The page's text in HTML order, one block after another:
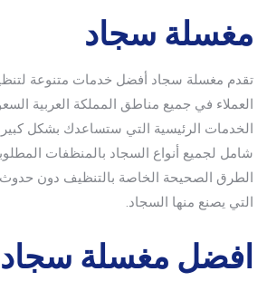
مغسلة سجاد
تقدم مغسلة سجاد أفضل خدمات متنوعة
العملاء في جميع مناطق المملكة العربية
الخدمات الرئيسية التي ستساعدك بشكل
شامل لجميع أنواع السجاد بالمنظفات
الطرق الصحيحة الخاصة بالتنظيف دون
التي يصنع منها السجاد.
افضل مغسلة سجاد